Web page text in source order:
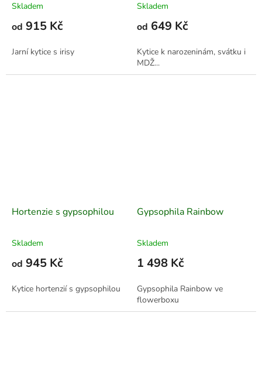
Skladem
od 915 Kč
Jarní kytice s irisy
Skladem
od 649 Kč
Kytice k narozeninám, svátku i
MDŽ...
Hortenzie s gypsophilou
Skladem
od 945 Kč
Kytice hortenzií s gypsophilou
Gypsophila Rainbow
Skladem
1 498 Kč
Gypsophila Rainbow ve
flowerboxu